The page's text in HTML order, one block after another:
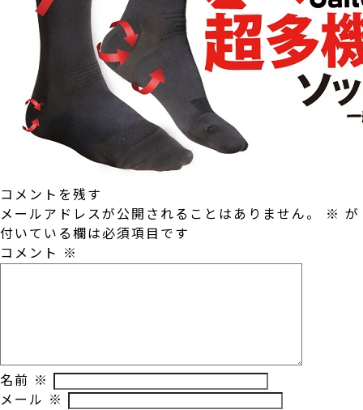
コメントを残す
メールアドレスが公開されることはありません。
※ が
付いている欄は必須項目です
コメント ※
名前 ※
メール ※